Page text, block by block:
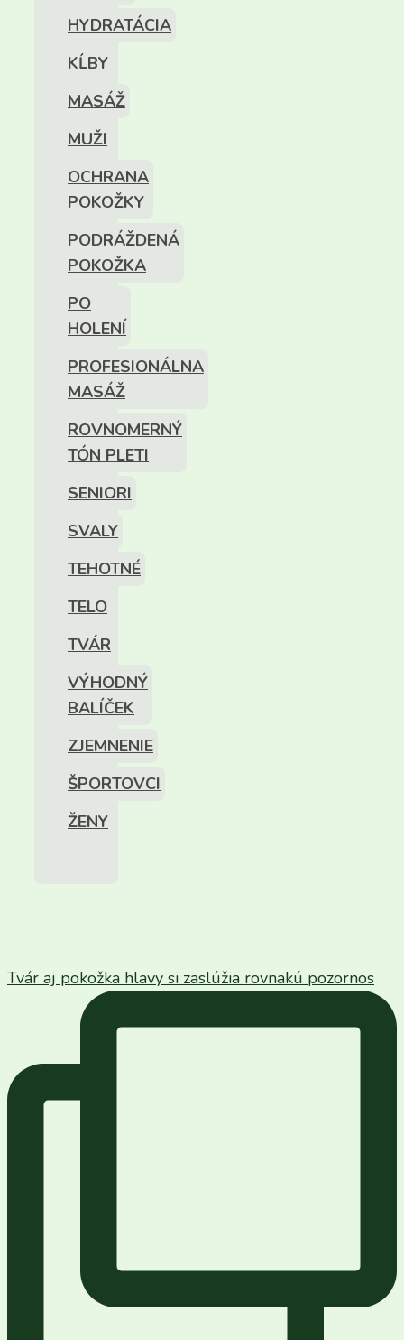
HYDRATÁCIA
KĹBY
MASÁŽ
MUŽI
OCHRANA
POKOŽKY
PODRÁŽDENÁ
POKOŽKA
PO
HOLENÍ
PROFESIONÁLNA
MASÁŽ
ROVNOMERNÝ
TÓN PLETI
SENIORI
SVALY
TEHOTNÉ
TELO
TVÁR
VÝHODNÝ
BALÍČEK
ZJEMNENIE
ŠPORTOVCI
ŽENY
Tvár aj pokožka hlavy si zaslúžia rovnakú pozornos